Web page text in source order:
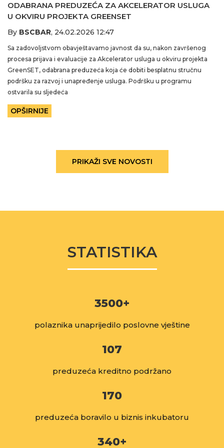
ODABRANA PREDUZEĆA ZA AKCELERATOR USLUGA
U OKVIRU PROJEKTA GREENSET
By BSCBAR, 24.02.2026 12:47
Sa zadovoljstvom obavještavamo javnost da su, nakon završenog
procesa prijava i evaluacije za Akcelerator usluga u okviru projekta
GreenSET, odabrana preduzeća koja će dobiti besplatnu stručnu
podršku za razvoj i unapređenje usluga. Podršku u programu
ostvarila su sljedeća
OPŠIRNIJE
PRIKAŽI SVE NOVOSTI
STATISTIKA
3500+
polaznika unaprijedilo poslovne vještine
107
preduzeća kreditno podržano
170
preduzeća boravilo u biznis inkubatoru
340+